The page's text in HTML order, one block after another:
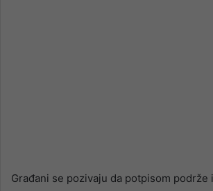
Građani se pozivaju da potpisom